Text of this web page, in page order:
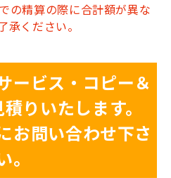
の精算の際に合計額が異な
承ください。
ービス・コピー＆
りいたします。
お問い合わせ下さ
。